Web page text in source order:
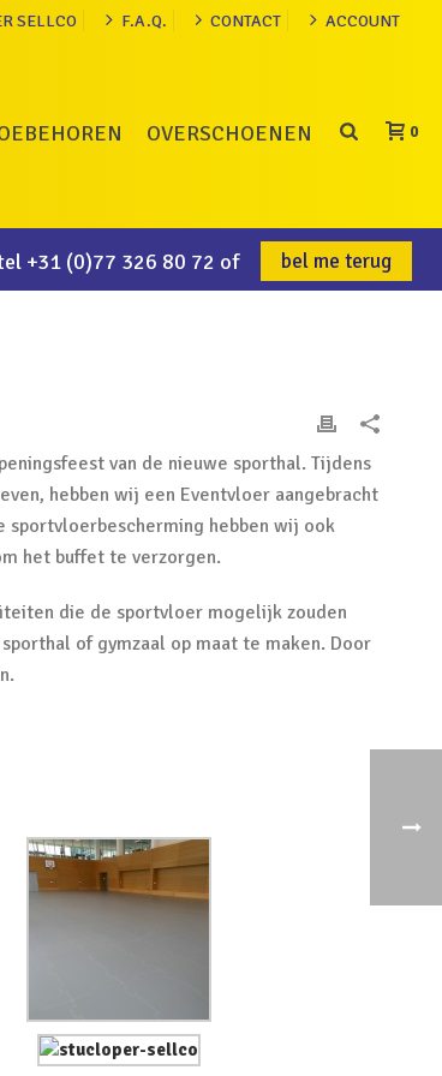
SELLCO F.A.Q. CONTACT ACCOUNT
OVERSCHOENEN 0
+31 (0)77 326 80 72 of bel me terug
van de nieuwe sporthal. Tijdens
hebben wij een Eventvloer aangebracht
sportvloerbescherming hebben wij ook
het buffet te verzorgen.
die de sportvloer mogelijk zouden
of gymzaal op maat te maken. Door